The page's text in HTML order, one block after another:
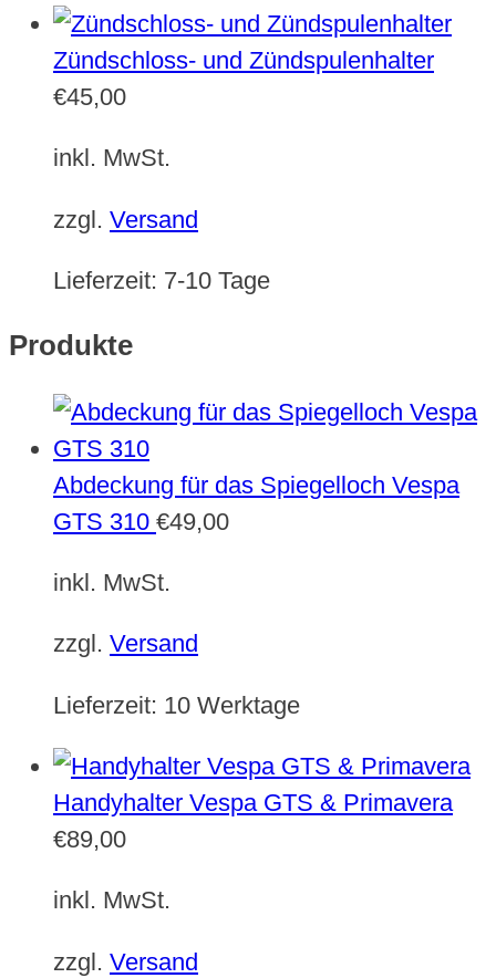
Zündschloss- und Zündspulenhalter
€45,00
inkl. MwSt.
zzgl. Versand
Lieferzeit: 7-10 Tage
Produkte
Abdeckung für das Spiegelloch Vespa
GTS 310 €49,00
inkl. MwSt.
zzgl. Versand
Lieferzeit: 10 Werktage
Handyhalter Vespa GTS & Primavera
€89,00
inkl. MwSt.
zzgl. Versand